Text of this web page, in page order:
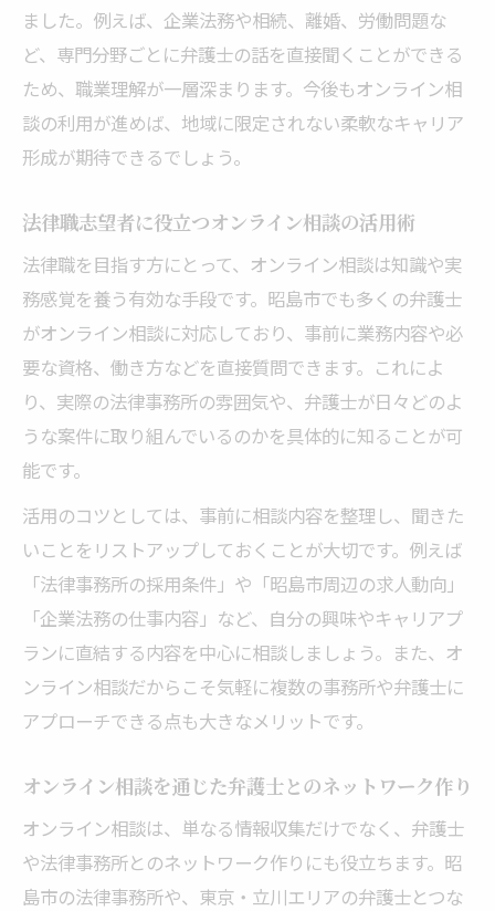
ました。例えば、企業法務や相続、離婚、労働問題な
ど、専門分野ごとに弁護士の話を直接聞くことができる
ため、職業理解が一層深まります。今後もオンライン相
談の利用が進めば、地域に限定されない柔軟なキャリア
形成が期待できるでしょう。
法律職志望者に役立つオンライン相談の活用術
法律職を目指す方にとって、オンライン相談は知識や実
務感覚を養う有効な手段です。昭島市でも多くの弁護士
がオンライン相談に対応しており、事前に業務内容や必
要な資格、働き方などを直接質問できます。これによ
り、実際の法律事務所の雰囲気や、弁護士が日々どのよ
うな案件に取り組んでいるのかを具体的に知ることが可
能です。
活用のコツとしては、事前に相談内容を整理し、聞きた
いことをリストアップしておくことが大切です。例えば
「法律事務所の採用条件」や「昭島市周辺の求人動向」
「企業法務の仕事内容」など、自分の興味やキャリアプ
ランに直結する内容を中心に相談しましょう。また、オ
ンライン相談だからこそ気軽に複数の事務所や弁護士に
アプローチできる点も大きなメリットです。
オンライン相談を通じた弁護士とのネットワーク作り
オンライン相談は、単なる情報収集だけでなく、弁護士
や法律事務所とのネットワーク作りにも役立ちます。昭
島市の法律事務所や、東京・立川エリアの弁護士とつな